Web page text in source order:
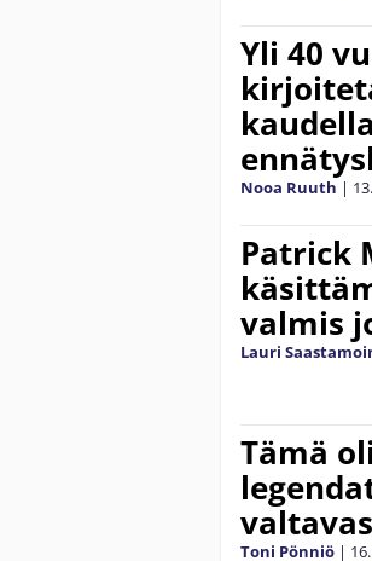
Yli 40
Nooa Ruuth |
Patrick
valmis
Lauri
Tämä
Toni Pönniö |